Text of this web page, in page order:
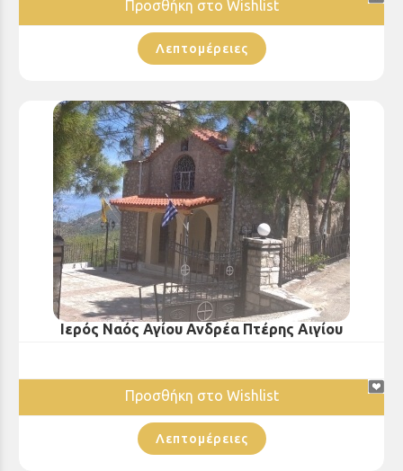
Προσθήκη στο Wishlist
Λεπτομέρειες
Ιερός Ναός Αγίου Ανδρέα Πτέρης Αιγίου
Προσθήκη στο Wishlist
Λεπτομέρειες